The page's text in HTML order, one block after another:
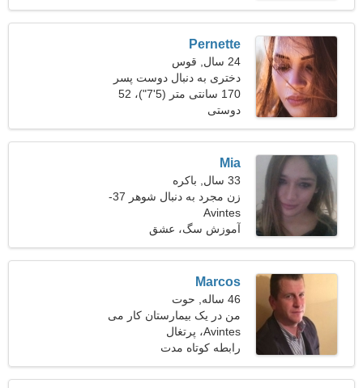
Pernette
24 سال, قوس
دختری به دنبال دوست پسر
170 سانتی متر (5'7")، 52
کیلوگرم (114 پوند)
دوستی
Mia
33 سال, باکره
زن مجرد به دنبال شوهر 37-
40
Avintes
آموزش سگ، عشق
Marcos
46 ساله, حوت
من در یک بیمارستان کار می
کنم، به یک زن فوق العاده
نیاز دارم
Avintes، پرتغال
رابطه کوتاه مدت